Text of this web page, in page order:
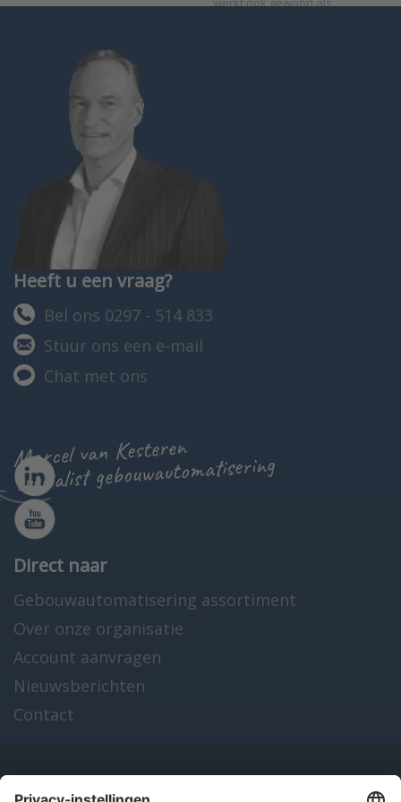
Heeft u een vraag?
Bel ons 0297 - 514 833
Stuur ons een e-mail
Chat met ons
Marcel van Kesteren
specialist gebouwautomatisering
Direct naar
Gebouwautomatisering assortiment
Over onze organisatie
Account aanvragen
Nieuwsberichten
Contact
Onze producten